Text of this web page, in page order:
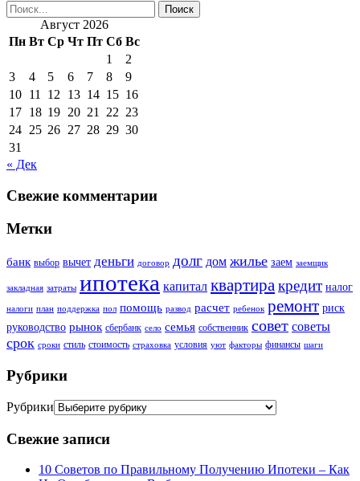
Август 2026
Пн Вт Ср Чт Пт Сб Вс
1
2
3
4 5 6 7 8
9
10 11 12 13 14 15 16
17 18 19 20 21 22 23
24 25 26 27 28 29 30
31
« Дек
Свежие комментарии
Метки
банк выбор вычет деньги договор долг дом жилье заем заемщик
закладная затраты ипотека капитал квартиракредит налог
налоги план поддержка пол помощь развод расчет ребенок ремонт риск
руководство рынок сбербанк село семья собственник совет советы
срок сроки стиль стоимость страховка условия уют факторы финансы шаги
Рубрики
Рубрики
Свежие записи
10 Советов по Правильному Получению Ипотеки – Как